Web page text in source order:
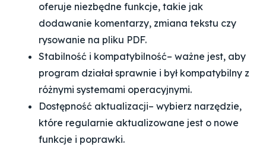
oferuje niezbędne funkcje, takie jak
dodawanie komentarzy, zmiana tekstu czy
rysowanie na pliku PDF.
Stabilność i kompatybilność– ważne jest, aby
program działał sprawnie i był kompatybilny z
różnymi systemami operacyjnymi.
Dostępność aktualizacji– wybierz narzędzie,
które regularnie aktualizowane jest o nowe
funkcje i poprawki.